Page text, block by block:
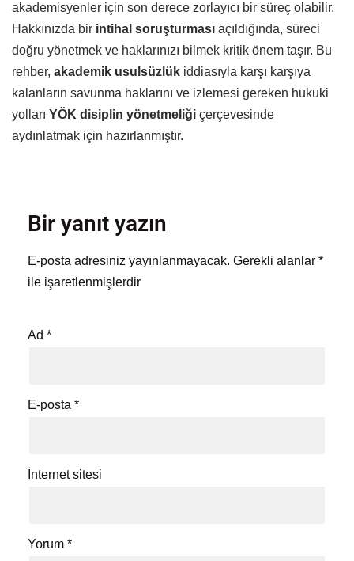
akademisyenler için son derece zorlayıcı bir süreç olabilir.
Hakkınızda bir intihal soruşturması açıldığında, süreci
doğru yönetmek ve haklarınızı bilmek kritik önem taşır. Bu
rehber, akademik usulsüzlük iddiasıyla karşı karşıya
kalanların savunma haklarını ve izlemesi gereken hukuki
yolları YÖK disiplin yönetmeliği çerçevesinde
aydınlatmak için hazırlanmıştır.
Bir yanıt yazın
E-posta adresiniz yayınlanmayacak. Gerekli alanlar *
ile işaretlenmişlerdir
Ad *
E-posta *
İnternet sitesi
Yorum *